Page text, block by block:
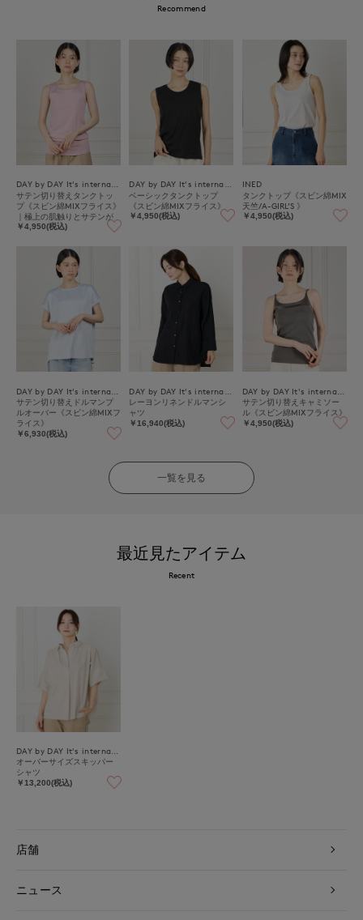
Recommend
サテン切り替えタンクトッ
プ《スビン綿MIXフライス》
｜極上の肌触りとサテンが
映える上品インナー
￥4,950(税込)
ベーシックタンクトップ
《スビン綿MIXフライス》
￥4,950(税込)
INED
タンクトップ《スビン綿MIX
天竺/A-GIRL’S 》
￥4,950(税込)
サテン切り替えドルマンプ
ルオーバー《スビン綿MIXフ
ライス》
￥6,930(税込)
レーヨンリネンドルマンシ
ャツ
￥16,940(税込)
サテン切り替えキャミソー
ル《スビン綿MIXフライス》
￥4,950(税込)
一覧を見る
最近見たアイテム
Recent
オーバーサイズスキッパー
シャツ
￥13,200(税込)
店舗
ニュース